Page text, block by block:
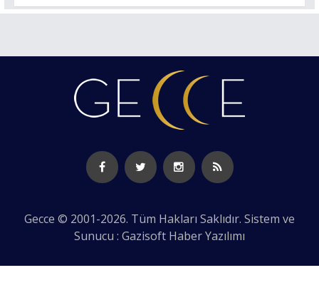
Gecce © 2001-2026. Tüm Hakları Saklıdır. Sistem ve
Sunucu : Gazisoft Haber Yazılımı